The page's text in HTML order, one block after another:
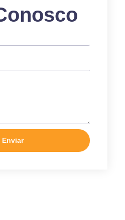
Enviar